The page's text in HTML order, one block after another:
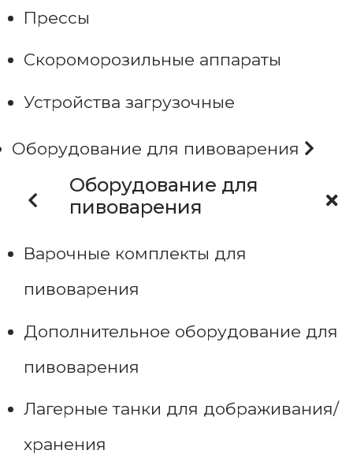
Прессы
Скороморозильные аппараты
Устройства загрузочные
Оборудование для пивоварения
Оборудование для
пивоварения
Варочные комплекты для
пивоварения
Дополнительное оборудование для
пивоварения
Лагерные танки для дображивания/
хранения